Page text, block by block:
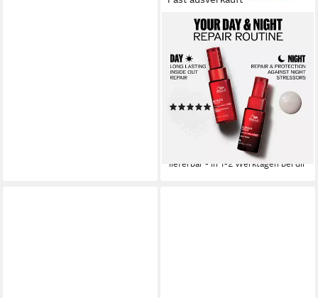
WELLA PROFESSIONALS
Leave-in Pflege ULTIMATE
REPAIR MIRACLE HAIR
RESCUE, intensive Pflege,
Für alle Haartypen und -
schäden
(2)
ab 29,99 € UVP36,85 €
(999,67 €/ 1 l)
lieferbar - in 1-2 Werktagen bei dir